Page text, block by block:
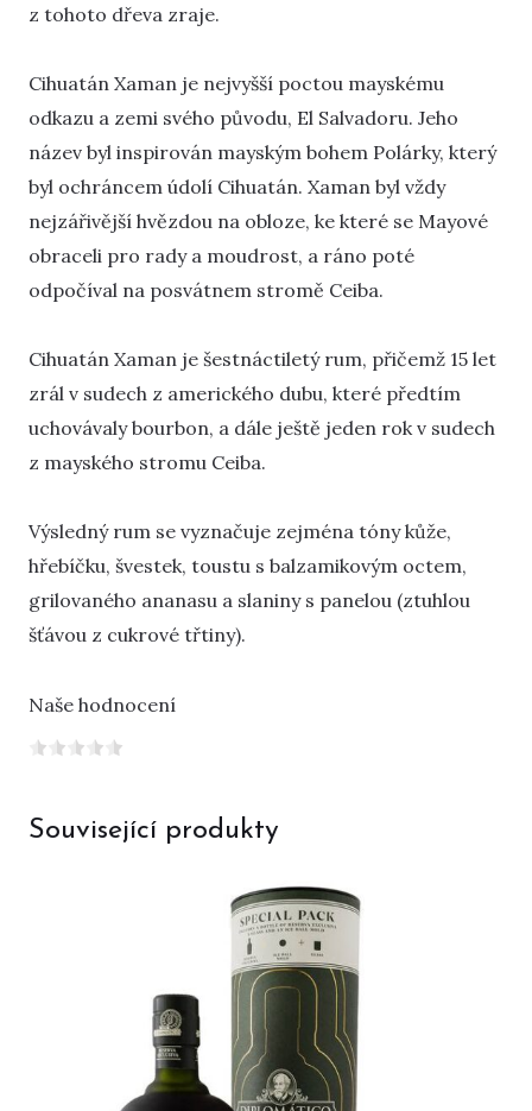
z tohoto dřeva zraje.
Cihuatán Xaman je nejvyšší poctou mayskému
odkazu a zemi svého původu, El Salvadoru. Jeho
název byl inspirován mayským bohem Polárky, který
byl ochráncem údolí Cihuatán. Xaman byl vždy
nejzářivější hvězdou na obloze, ke které se Mayové
obraceli pro rady a moudrost, a ráno poté
odpočíval na posvátnem stromě Ceiba.
Cihuatán Xaman je šestnáctiletý rum, přičemž 15 let
zrál v sudech z amerického dubu, které předtím
uchovávaly bourbon, a dále ještě jeden rok v sudech
z mayského stromu Ceiba.
Výsledný rum se vyznačuje zejména tóny kůže,
hřebíčku, švestek, toustu s balzamikovým octem,
grilovaného ananasu a slaniny s panelou (ztuhlou
šťávou z cukrové třtiny).
Naše hodnocení
Související produkty